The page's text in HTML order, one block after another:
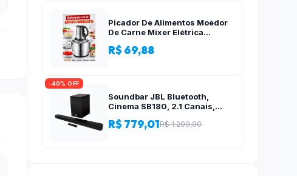
Picador De Alimentos Moedor
De Carne Mixer Elétrica
Alho – 110v-220v
R$ 69,88
-40% OFF
Soundbar JBL Bluetooth,
Cinema SB180, 2.1 Canais,
110W RMS
R$ 779,01R$ 1.299,00